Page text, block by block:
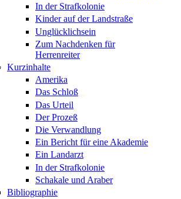
In der Strafkolonie
Kinder auf der Landstraße
Unglücklichsein
Zum Nachdenken für
Herrenreiter
Kurzinhalte
Amerika
Das Schloß
Das Urteil
Der Prozeß
Die Verwandlung
Ein Bericht für eine Akademie
Ein Landarzt
In der Strafkolonie
Schakale und Araber
Bibliographie